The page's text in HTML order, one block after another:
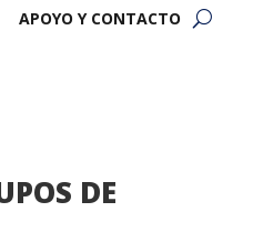
APOYO Y CONTACTO
DE